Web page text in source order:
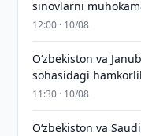
sinovlarni
12:00 · 10/08
Oʻzbekiston va
sohasidagi
11:30 · 10/08
Oʻzbekiston va